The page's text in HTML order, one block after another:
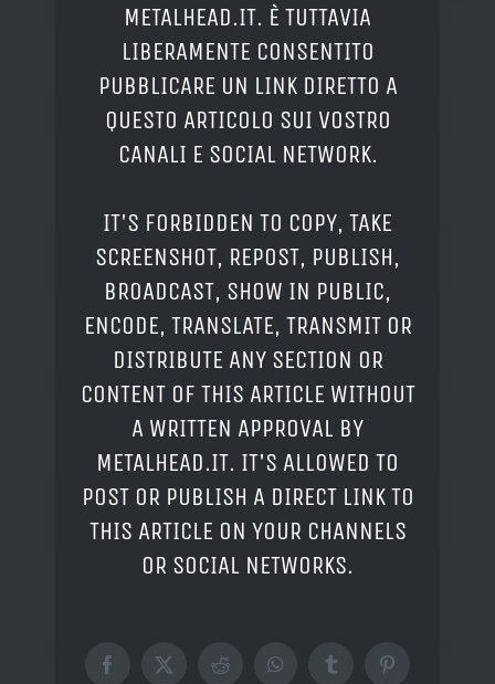
METALHEAD.IT. È TUTTAVIA
LIBERAMENTE CONSENTITO
PUBBLICARE UN LINK DIRETTO A
QUESTO ARTICOLO SUI VOSTRO
CANALI E SOCIAL NETWORK.
IT'S FORBIDDEN TO COPY, TAKE
SCREENSHOT, REPOST, PUBLISH,
BROADCAST, SHOW IN PUBLIC,
ENCODE, TRANSLATE, TRANSMIT OR
DISTRIBUTE ANY SECTION OR
CONTENT OF THIS ARTICLE WITHOUT
A WRITTEN APPROVAL BY
METALHEAD.IT. IT'S ALLOWED TO
POST OR PUBLISH A DIRECT LINK TO
THIS ARTICLE ON YOUR CHANNELS
OR SOCIAL NETWORKS.
Facebook
X RedditWhatsAppTumblrPinterest